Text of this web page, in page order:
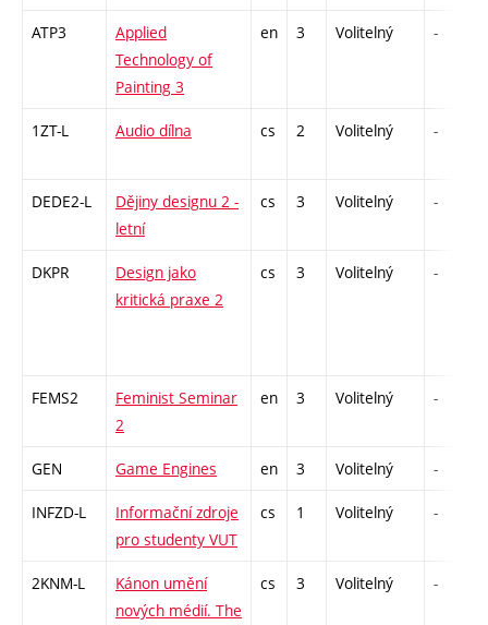
ATP3
Applied
Technology of
Painting 3
en 3 Volitelný -
1ZT-L Audio dílna cs 2 Volitelný -
DEDE2-L
Dějiny designu 2 -
letní
cs 3 Volitelný -
DKPR
Design jako
kritická praxe 2
cs 3 Volitelný -
FEMS2
Feminist Seminar
2
en 3 Volitelný -
GEN Game Engines en 3 Volitelný -
INFZD-L
Informační zdroje
pro studenty VUT
cs 1 Volitelný -
2KNM-L
Kánon umění
nových médií. The
cs 3 Volitelný -